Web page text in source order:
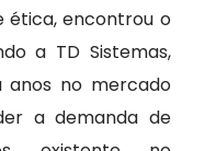
ética, encontrou o
a TD Sistemas,
anos no mercado
a demanda de